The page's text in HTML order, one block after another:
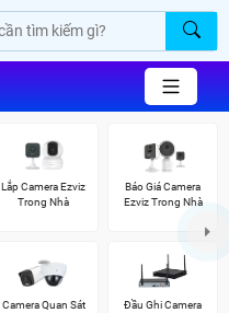
Lắp Camera Ezviz
Trong Nhà
Báo Giá Camera
Ezviz Trong Nhà
Camera Quan Sát
Đầu Ghi Camera